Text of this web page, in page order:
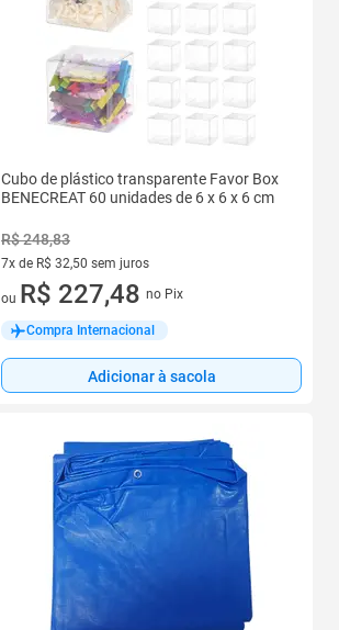
Cubo de plástico transparente Favor Box
BENECREAT 60 unidades de 6 x 6 x 6 cm
R$ 248,83
7x de R$ 32,50 sem juros
7 vez de R$ 32,50 sem juros
ou R$ 227,48 no Pix
Compra Internacional
Adicionar à sacola